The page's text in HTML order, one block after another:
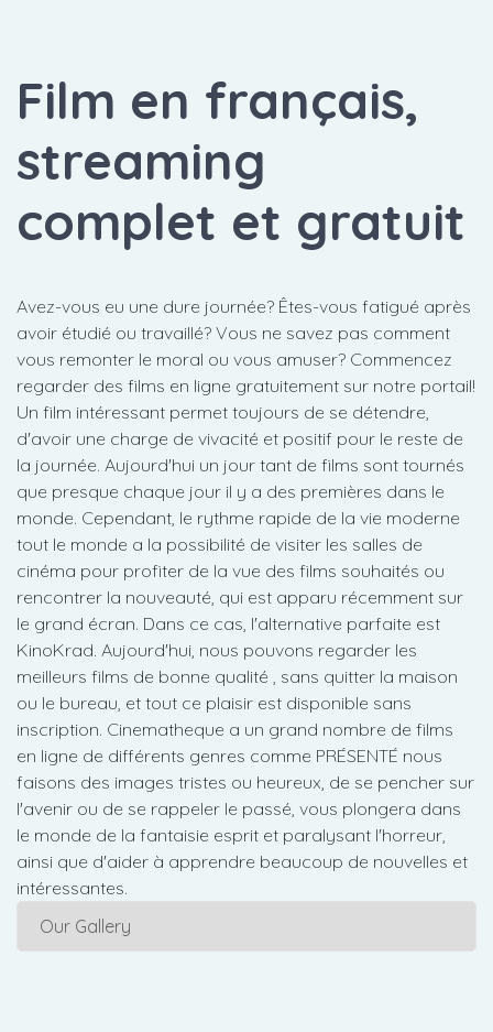
Film en français,
streaming
complet et gratuit
Avez-vous eu une dure journée? Êtes-vous fatigué après
avoir étudié ou travaillé? Vous ne savez pas comment
vous remonter le moral ou vous amuser? Commencez
regarder des films en ligne gratuitement sur notre portail!
Un film intéressant permet toujours de se détendre,
d'avoir une charge de vivacité et positif pour le reste de
la journée. Aujourd'hui un jour tant de films sont tournés
que presque chaque jour il y a des premières dans le
monde. Cependant, le rythme rapide de la vie moderne
tout le monde a la possibilité de visiter les salles de
cinéma pour profiter de la vue des films souhaités ou
rencontrer la nouveauté, qui est apparu récemment sur
le grand écran. Dans ce cas, l'alternative parfaite est
KinoKrad. Aujourd'hui, nous pouvons regarder les
meilleurs films de bonne qualité , sans quitter la maison
ou le bureau, et tout ce plaisir est disponible sans
inscription. Cinematheque a un grand nombre de films
en ligne de différents genres comme PRÉSENTÉ nous
faisons des images tristes ou heureux, de se pencher sur
l'avenir ou de se rappeler le passé, vous plongera dans
le monde de la fantaisie esprit et paralysant l'horreur,
ainsi que d'aider à apprendre beaucoup de nouvelles et
intéressantes.